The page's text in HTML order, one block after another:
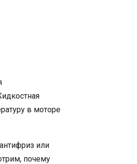
в моторе
или
почему